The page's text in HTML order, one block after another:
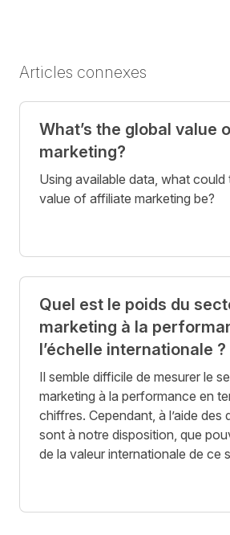
Articles connexes
What’s the global value
marketing?
Using available data, what
value of affiliate marketing be?
Quel est le poids du
marketing à la
l’échelle internationale ?
Il semble difficile de mesurer le
marketing à la performance en
chiffres. Cependant, à l’aide des
sont à notre disposition, que
de la valeur internationale de ce